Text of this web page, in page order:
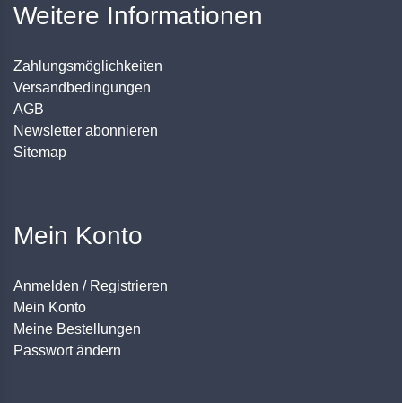
Weitere Informationen
Zahlungsmöglichkeiten
Versandbedingungen
AGB
Newsletter abonnieren
Sitemap
Mein Konto
Anmelden / Registrieren
Mein Konto
Meine Bestellungen
Passwort ändern